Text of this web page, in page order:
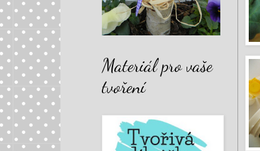
Materiál pro vaše
tvoření